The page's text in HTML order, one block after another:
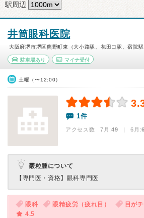
駅周辺
井筒眼科医院
大阪府堺市堺区熊野町東（大小路駅、花田口駅、宿院駅
駐車場あり マイナ受付
土曜（〜12:00）
1件
アクセス数 7月:49 | 6月:
霰粒腫について
【専門医・資格】 眼科専門医
眼科 眼精疲労（疲れ目）
目が
4.5